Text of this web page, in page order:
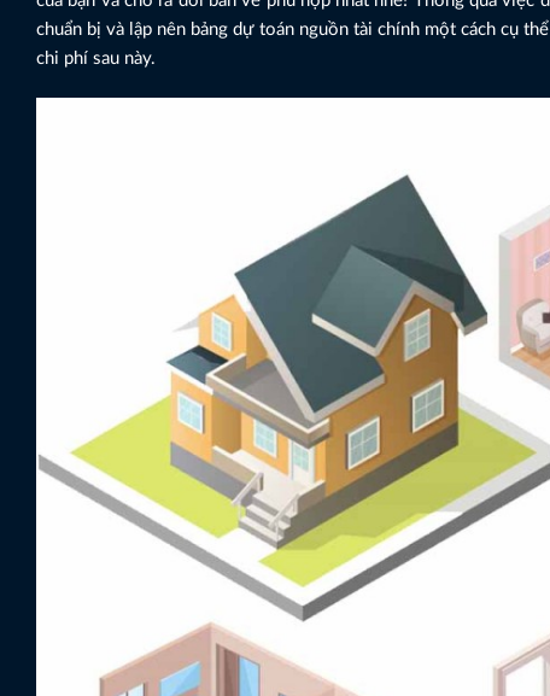
chuẩn bị và lập nên bảng dự toán nguồn tài chính một cách cụ
chi phí sau này.